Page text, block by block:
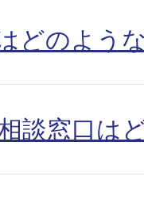
どのよう
談窓口は